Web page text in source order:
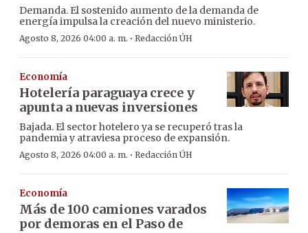
Demanda. El sostenido aumento de la demanda de
energía impulsa la creación del nuevo ministerio.
Agosto 8, 2026 04:00 a. m. · Redacción ÚH
Economía
Hotelería paraguaya crece y
apunta a nuevas inversiones
Bajada. El sector hotelero ya se recuperó tras la
pandemia y atraviesa proceso de expansión.
Agosto 8, 2026 04:00 a. m. · Redacción ÚH
Economía
Más de 100 camiones varados
por demoras en el Paso de